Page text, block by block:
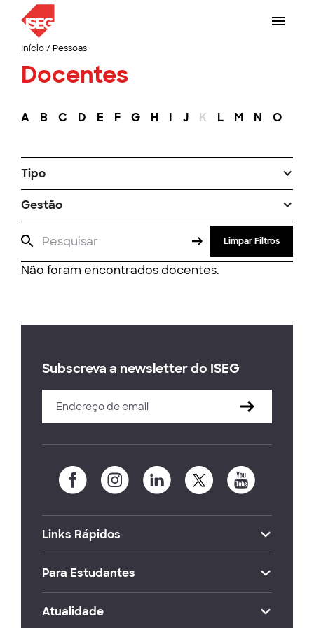
Início/ Pessoas
Docentes
A B C D E F G H I J K L M N O
Tipo
Gestão
Limpar Filtros
Não foram encontrados docentes.
Subscreva a newsletter do ISEG
Links Rápidos
Para Estudantes
Atualidade